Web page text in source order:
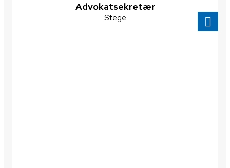
Advokatsekretær
Stege